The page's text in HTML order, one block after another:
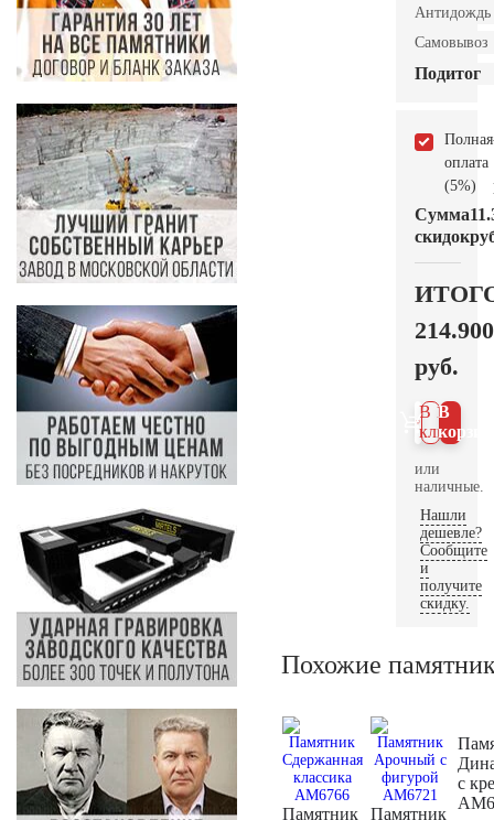
Антидождь
Самовывоз
Подитог
Полная
оплата
(5%)
Сумма
скидок
214.900
руб.
В
В 1
клик
или
наличные.
Нашли
дешевле?
Сообщите
и
получите
скидку.
Похожие
Памятник
Памятник
с